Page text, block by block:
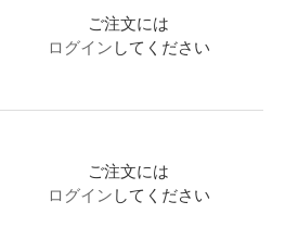
ご注文には
ログイン してください
ご注文には
ログイン してください